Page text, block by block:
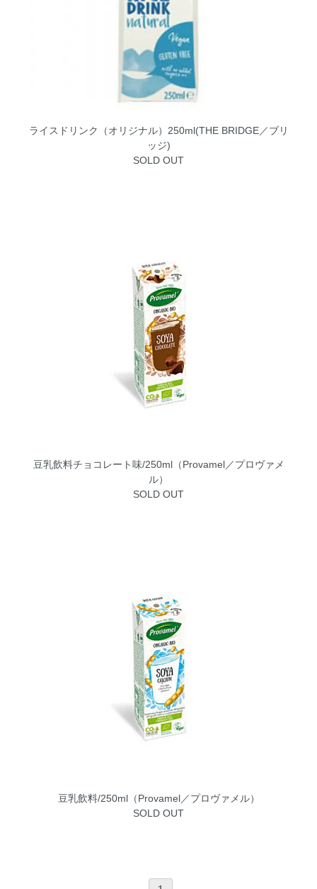
ライスドリンク（オリジナル）250ml(THE BRIDGE／ブリ
ッジ)
SOLD OUT
豆乳飲料チョコレート味/250ml（Provamel／プロヴァメ
ル）
SOLD OUT
豆乳飲料/250ml（Provamel／プロヴァメル）
SOLD OUT